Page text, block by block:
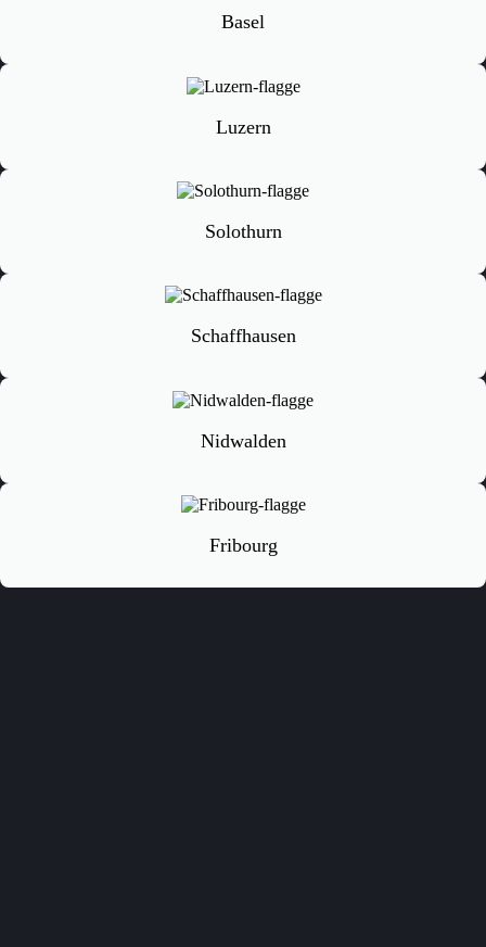
Basel
Luzern
Solothurn
Schaffhausen
Nidwalden
Fribourg